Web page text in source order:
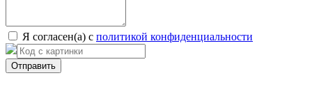
Я согласен(а) с политикой конфиденциальности
Отправить